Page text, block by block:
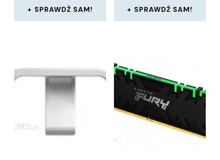
SPRAWDŹ SAM! SPRAWDŹ SAM!